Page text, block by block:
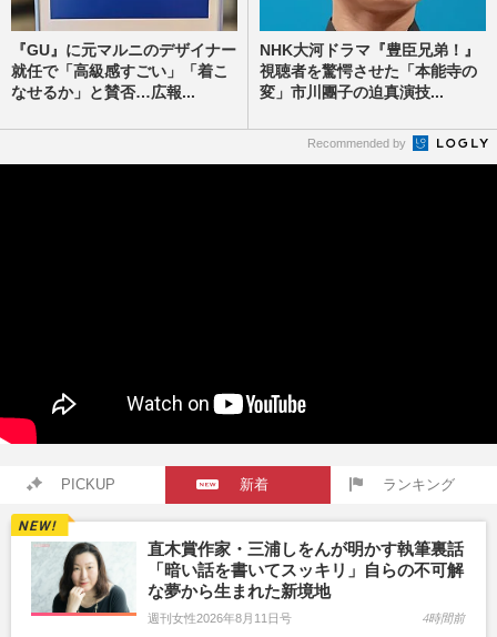
『GU』に元マルニのデザイナー
就任で「高級感すごい」「着こ
なせるか」と賛否…広報...
NHK大河ドラマ『豊臣兄弟！』
視聴者を驚愕させた「本能寺の
変」市川團子の迫真演技...
Recommended by
PICKUP 新着 ランキング
直木賞作家・三浦しをんが明かす執筆裏話
「暗い話を書いてスッキリ」自らの不可解
な夢から生まれた新境地
週刊女性2026年8月11日号 4時間前